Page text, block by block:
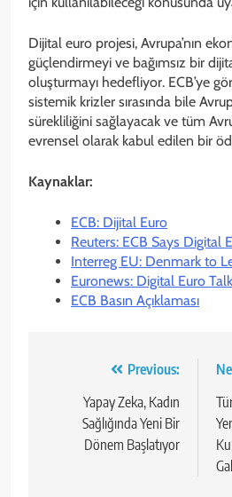
Dijital euro projesi, Avrupa’nın
güçlendirmeyi ve bağımsız bir
oluşturmayı hedefliyor. ECB’ye
sistemik krizler sırasında bile
sürekliliğini sağlayacak ve tüm
evrensel olarak kabul edilen bir
Kaynaklar:
ECB: Dijital Euro
Reuters: ECB Says Digital
Interreg EU: Denmark to
Euronews: Digital Euro
ECB Basın Açıklaması
gezinmesi
Previous:
Yapay Zeka, Kadın
Sağlığında Yeni Bir
Dönem Başlatıyor